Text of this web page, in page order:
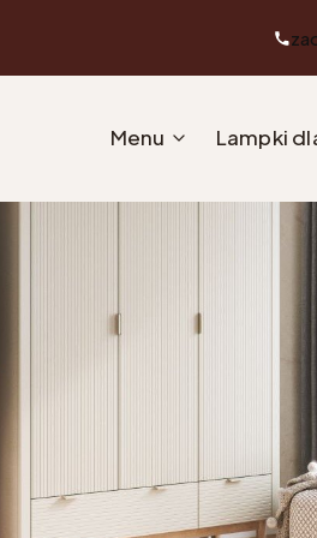
Menu Lampki